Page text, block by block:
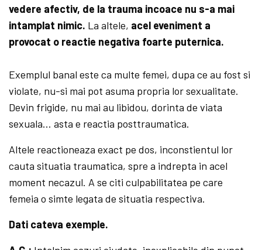
vedere afectiv, de la trauma incoace nu s-a mai
intamplat nimic. La altele, acel eveniment a
provocat o reactie negativa foarte puternica.
Exemplul banal este ca multe femei, dupa ce au fost si
violate, nu-si mai pot asuma propria lor sexualitate.
Devin frigide, nu mai au libidou, dorinta de viata
sexuala… asta e reactia posttraumatica.
Altele reactioneaza exact pe dos, inconstientul lor
cauta situatia traumatica, spre a indrepta in acel
moment necazul. A se citi culpabilitatea pe care
femeia o simte legata de situatia respectiva.
Dati cateva exemple.